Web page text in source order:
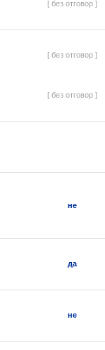
[ без отговор ]
[ без отговор ]
[ без отговор ]
не
да
не